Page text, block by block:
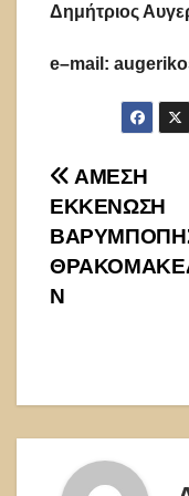
Δημήτριος
e–mail :
άρθρων
ΑΜΕΣΗ
ΕΚΚΕΝΩΣΗ
Ν